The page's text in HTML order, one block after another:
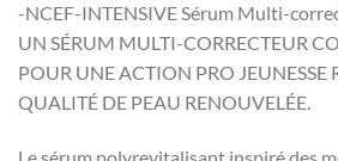
-NCEF-INTENSIVE Sérum Multi-
UN SÉRUM MULTI-CORRECTEUR
POUR UNE ACTION PRO JEUNESSE
QUALITÉ DE PEAU RENOUVELÉE.